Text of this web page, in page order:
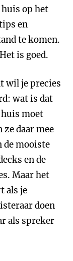
op het
en
te komen.
is goed.
wil je precies
wat is dat
moet
daar mee
de mooiste
en de
Maar het
als je
doen
als spreker